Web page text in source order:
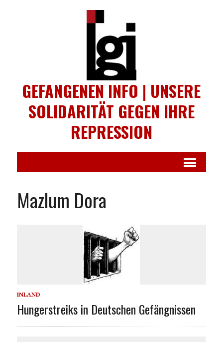
GEFANGENEN INFO | UNSERE
SOLIDARITÄT GEGEN IHRE
REPRESSION
Mazlum Dora
INLAND
Hungerstreiks in Deutschen Gefängnissen